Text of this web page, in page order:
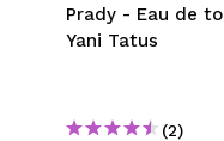
Prady - Eau de
Yani Tatus
(2)